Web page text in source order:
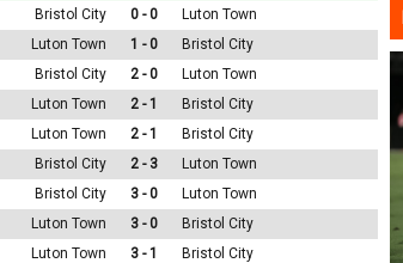
Bristol City 0 - 0
Luton Town
Luton Town 1 - 0
Bristol City
Bristol City 2 - 0
Luton Town
Luton Town 2 - 1
Bristol City
Luton Town 2 - 1
Bristol City
Bristol City 2 - 3
Luton Town
Bristol City 3 - 0
Luton Town
Luton Town 3 - 0
Bristol City
Luton Town 3 - 1 Bristol City